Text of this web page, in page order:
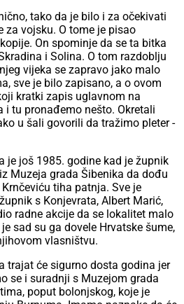
tako da je bilo i za očekivati
za vojsku. O tome je pisao
On spominje da se ta bitka
i Solina. O tom razdoblju
vijeka se zapravo jako malo
sve je bilo zapisano, a o ovom
kratki zapis uglavnom na
i tu pronađemo nešto. Okretali
u šali govorili da tražimo pleter -
je još 1985. godine kad je župnik
Muzeja grada Šibenika da dođu
tiha patnja. Sve je
s Konjevrata, Albert Marić,
radne akcije da se lokalitet malo
sad su ga dovele Hrvatske šume,
vlasništvu.
trajat će sigurno dosta godina jer
se i suradnji s Muzejom grada
poput bolonjskog, koje je